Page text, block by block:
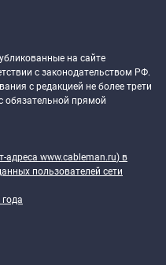
на сайте
с законодательством РФ.
с редакцией не более трети
обязательной прямой
адреса www.cableman.ru) в
пользователей сети